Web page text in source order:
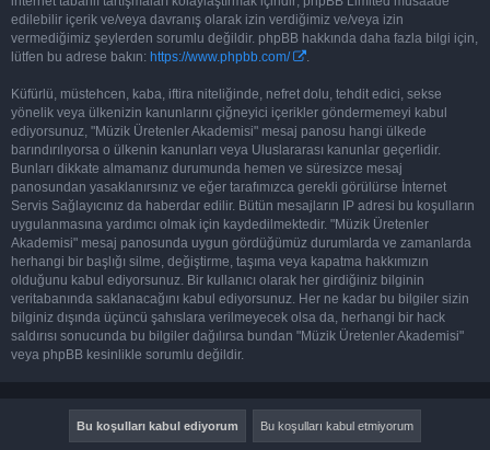
edilebilir içerik ve/veya davranış olarak izin verdiğimiz ve/veya izin
vermediğimiz şeylerden sorumlu değildir. phpBB hakkında daha fazla bilgi için,
lütfen bu adrese bakın: https://www.phpbb.com/
Küfürlü, müstehcen, kaba, iftira niteliğinde, nefret dolu, tehdit edici, sekse
yönelik veya ülkenizin kanunlarını çiğneyici içerikler göndermemeyi kabul
ediyorsunuz, "Müzik Üretenler Akademisi" mesaj panosu hangi ülkede
barındırılıyorsa o ülkenin kanunları veya Uluslararası kanunlar geçerlidir.
Bunları dikkate almamanız durumunda hemen ve süresizce mesaj
panosundan yasaklanırsınız ve eğer tarafımızca gerekli görülürse İnternet
Servis Sağlayıcınız da haberdar edilir. Bütün mesajların IP adresi bu koşulların
uygulanmasına yardımcı olmak için kaydedilmektedir. "Müzik Üretenler
Akademisi" mesaj panosunda uygun gördüğümüz durumlarda ve zamanlarda
herhangi bir başlığı silme, değiştirme, taşıma veya kapatma hakkımızın
olduğunu kabul ediyorsunuz. Bir kullanıcı olarak her girdiğiniz bilginin
veritabanında saklanacağını kabul ediyorsunuz. Her ne kadar bu bilgiler sizin
bilginiz dışında üçüncü şahıslara verilmeyecek olsa da, herhangi bir hack
saldırısı sonucunda bu bilgiler dağılırsa bundan "Müzik Üretenler Akademisi"
veya phpBB kesinlikle sorumlu değildir.